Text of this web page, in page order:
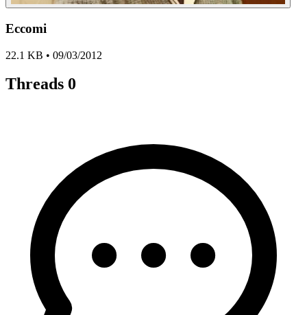
Eccomi
22.1 KB • 09/03/2012
Threads 0